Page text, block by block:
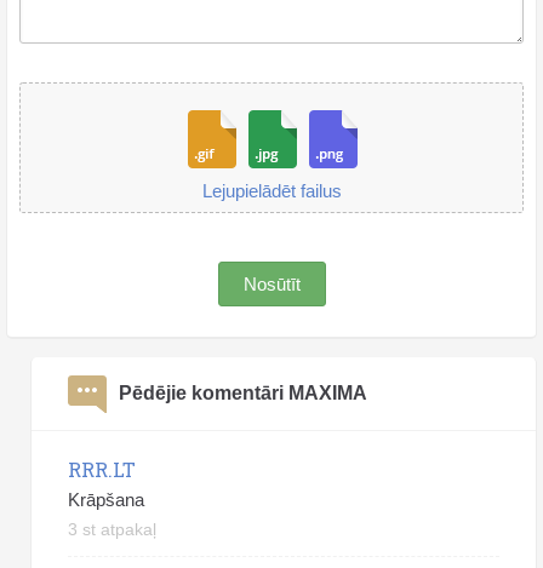
Lejupielādēt failus
Nosūtīt
Pēdējie komentāri MAXIMA
RRR.LT
Krāpšana
3 st atpakaļ